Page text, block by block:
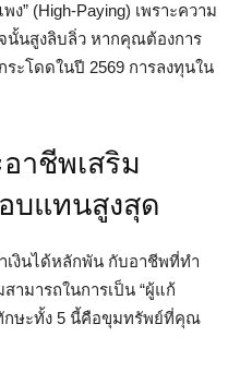
ง” (High-Paying) เพราะความ
นั้นสูงลิบลิ่ว หากคุณต้องการ
ะโดดในปี 2569 การลงทุนใน
าชีพเสริม
บแทนสูงสุด
เงินได้หลักพัน กับอาชีพที่ทำ
ามารถในการเป็น “ผู้แก้
กษะทั้ง 5 นี้คือขุมทรัพย์ที่คุณ